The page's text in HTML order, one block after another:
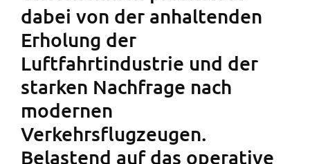
dabei von der anhaltenden
Erholung der
Luftfahrtindustrie und der
starken Nachfrage nach
modernen
Verkehrsflugzeugen.
Belastend auf das operative